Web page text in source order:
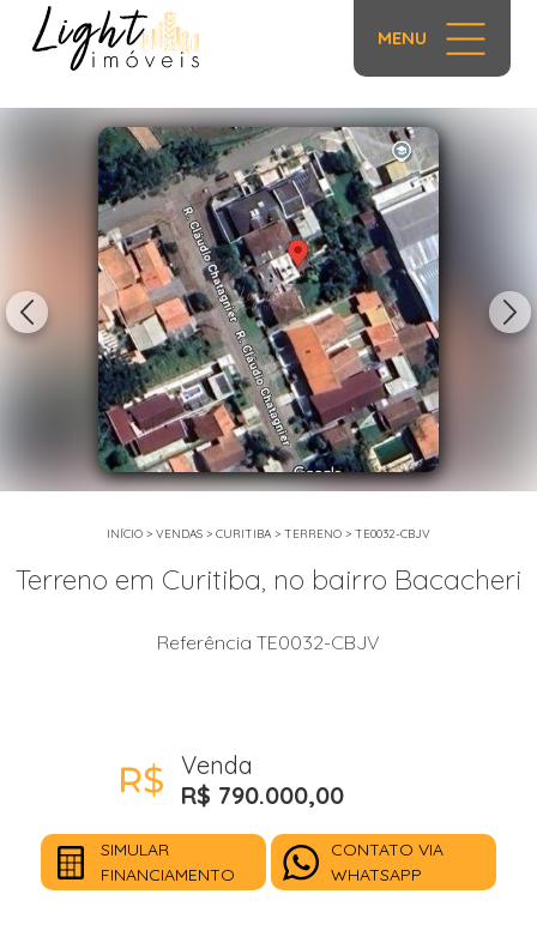
MENU
INÍCIO > VENDAS > CURITIBA > TERRENO > TE0032-CBJV
Terreno em Curitiba, no bairro Bacacheri
Referência TE0032-CBJV
Venda
R$ 790.000,00
SIMULAR
FINANCIAMENTO
CONTATO VIA
WHATSAPP